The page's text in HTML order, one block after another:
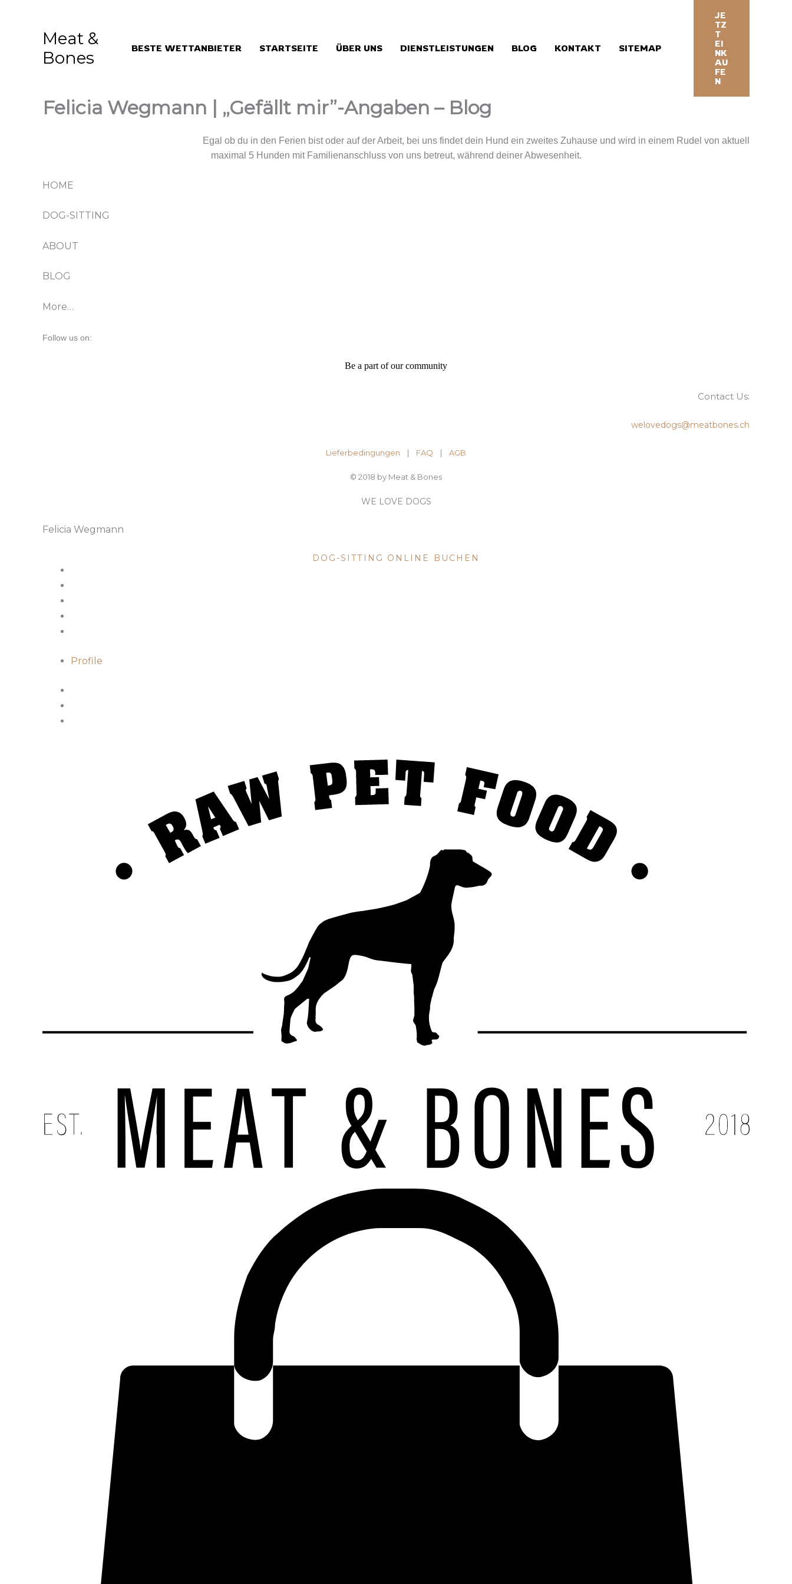
Meat &
Bones
BESTE WETTANBIETER STARTSEITE ÜBER UNS DIENSTLEISTUNGEN BLOG KONTAKT SITEMAP
JE
TZ
T
EI
NK
AU
FE
N
Felicia Wegmann | „Gefällt mir”-Angaben – Blog
Egal ob du in den Ferien bist oder auf der Arbeit, bei uns findet dein Hund ein zweites Zuhause und wird in einem Rudel von aktuell
maximal 5 Hunden mit Familienanschluss von uns betreut, während deiner Abwesenheit.
HOME
DOG-SITTING
ABOUT
BLOG
More…
Follow us on:
Be a part of our community
Contact Us:
welovedogs@meatbones.ch
Lieferbedingungen | FAQ | ​ AGB
© 2018 by Meat & Bones
WE LOVE DOGS
Felicia Wegmann
DOG-SITTING ONLINE BUCHEN
Profile